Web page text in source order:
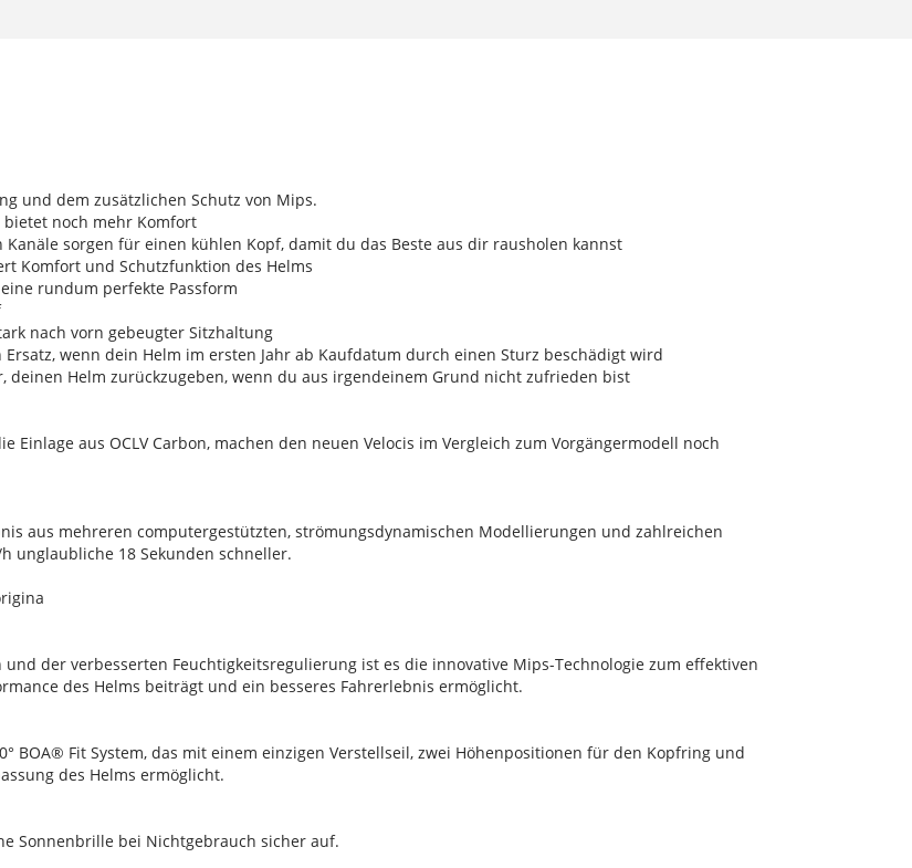
und dem zusätzlichen Schutz von Mips.
noch mehr Komfort
sorgen für einen kühlen Kopf, damit du das Beste aus dir rausholen kannst
Komfort und Schutzfunktion des Helms
rundum perfekte Passform
nach vorn gebeugter Sitzhaltung
wenn dein Helm im ersten Jahr ab Kaufdatum durch einen Sturz beschädigt wird
deinen Helm zurückzugeben, wenn du aus irgendeinem Grund nicht zufrieden bist
Einlage aus OCLV Carbon, machen den neuen Velocis im Vergleich zum Vorgängermodell noch
aus mehreren computergestützten, strömungsdynamischen Modellierungen und zahlreichen
unglaubliche 18 Sekunden schneller.
der verbesserten Feuchtigkeitsregulierung ist es die innovative Mips-Technologie zum effektiven
des Helms beiträgt und ein besseres Fahrerlebnis ermöglicht.
BOA® Fit System, das mit einem einzigen Verstellseil, zwei Höhenpositionen für den Kopfring und
des Helms ermöglicht.
Sonnenbrille bei Nichtgebrauch sicher auf.